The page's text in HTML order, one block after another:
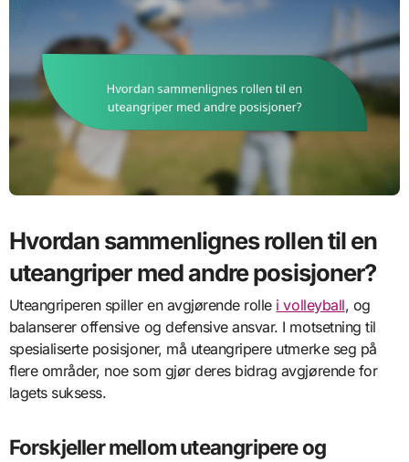
Hvordan sammenlignes rollen til en
uteangriper med andre posisjoner?
Uteangriperen spiller en avgjørende rolle i volleyball, og
balanserer offensive og defensive ansvar. I motsetning til
spesialiserte posisjoner, må uteangripere utmerke seg på
flere områder, noe som gjør deres bidrag avgjørende for
lagets suksess.
Forskjeller mellom uteangripere og